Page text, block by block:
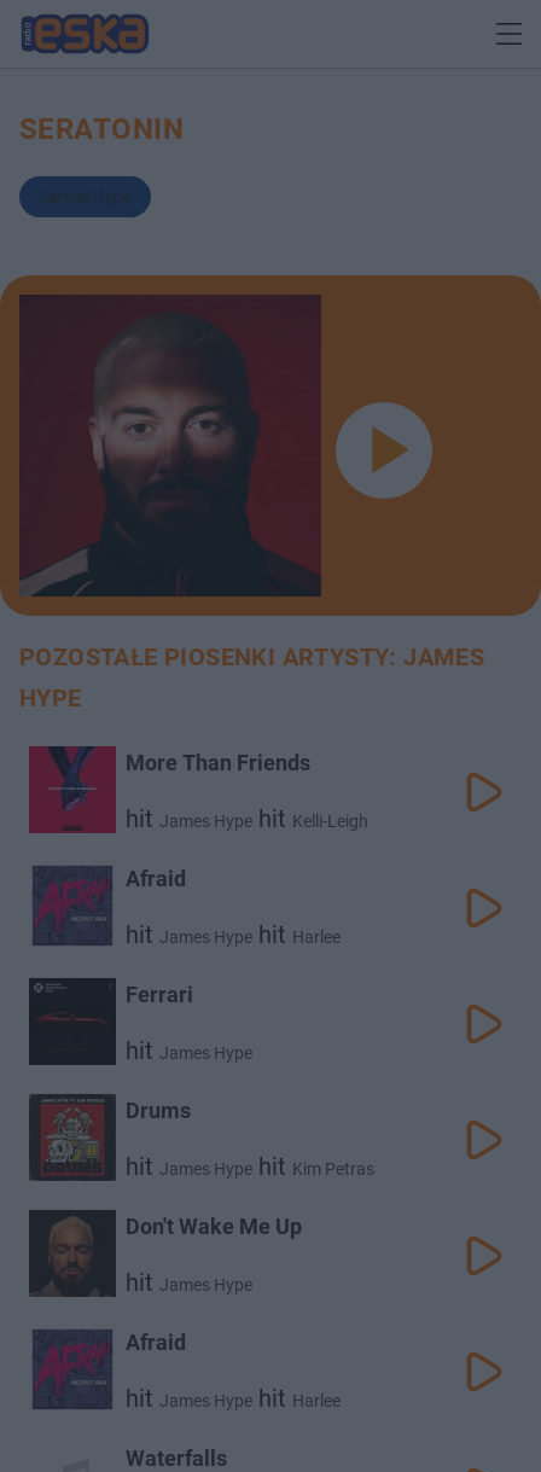
SERATONIN
James Hype
POZOSTAŁE PIOSENKI ARTYSTY: JAMES
HYPE
More Than Friends
hit James Hype hit Kelli-Leigh
Afraid
hit James Hype hit Harlee
Ferrari
hit James Hype
Drums
hit James Hype hit Kim Petras
Don't Wake Me Up
hit James Hype
Afraid
hit James Hype hit Harlee
Waterfalls